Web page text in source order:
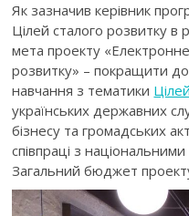
Як зазначив керівник
Цілей сталого розвитку в
мета проекту
розвитку» – покращити
навчання з тематики
українських державних
бізнесу та громадських
співпраці з
Загальний бюджет